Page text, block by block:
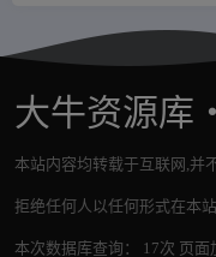
大牛资源库
本站内容均转载于互联网,并
拒绝任何人以任何形式在本
本次数据库查询： 17次 页面